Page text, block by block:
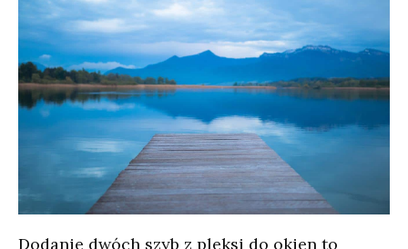
Dodanie dwóch szyb z pleksi do okien to